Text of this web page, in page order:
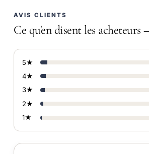
AVIS CLIENTS
Ce qu'en disent les acheteurs
5★
4★
3★
2★
1★